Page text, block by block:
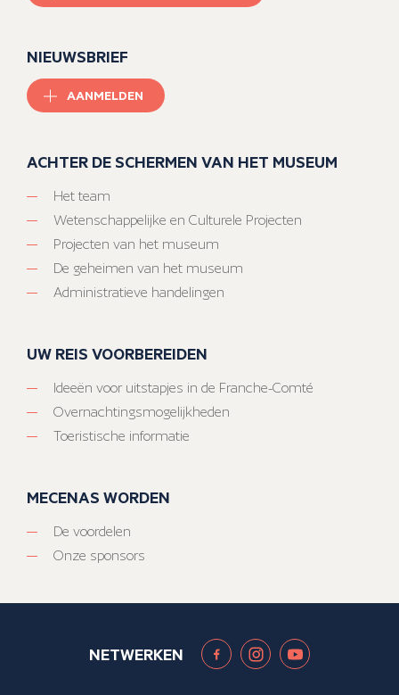
NIEUWSBRIEF
AANMELDEN
ACHTER DE SCHERMEN VAN HET MUSEUM
Het team
Wetenschappelijke en Culturele Projecten
Projecten van het museum
De geheimen van het museum
Administratieve handelingen
UW REIS VOORBEREIDEN
Ideeën voor uitstapjes in de Franche-Comté
Overnachtingsmogelijkheden
Toeristische informatie
MECENAS WORDEN
De voordelen
Onze sponsors
NETWERKEN